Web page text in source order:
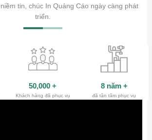
tin, chúc In Quảng Cáo ngày càng phát
triển.
50,000 +
Khách hàng đã phục vụ
8 năm +
đã tận tâm phục vụ